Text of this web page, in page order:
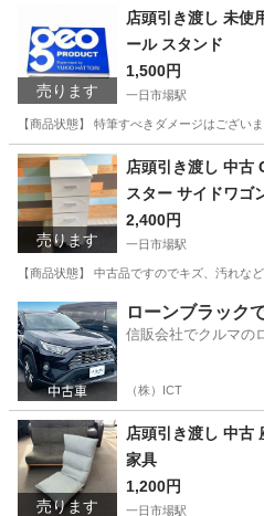
売ります
店頭引き渡し 未使
ール スタンド
1,500円
一日市場駅
【商品状態】 特筆すべきダメージはござ
長野 安曇野市 一日市場駅 調
売ります
店頭引き渡し 中古
スター サイドワゴ
2,400円
一日市場駅
【商品状態】 中古品ですのでキズ、汚れな
長野 安曇野市 一日市場駅 オ
ローンブラック
信販会社でクルマの
（株）ICT
売ります
店頭引き渡し 中古
家具
1,200円
一日市場駅